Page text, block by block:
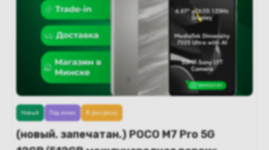
(новый. запечатан.) POCO M7 Pro 5G
Новый Под заказ В рассрочку